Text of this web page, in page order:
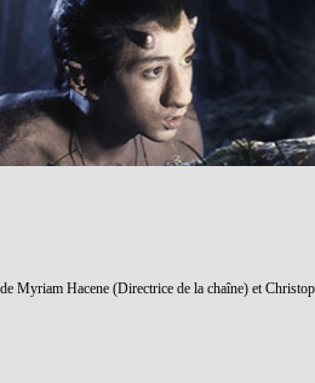
Myriam Hacene (Directrice de la chaîne) et